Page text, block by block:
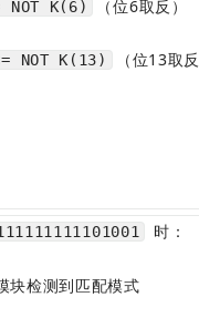
K(6) （位6取反）
NOT K(13) （位13取
时：
块检测到匹配模式